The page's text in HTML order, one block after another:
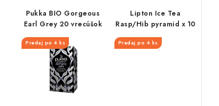
Pukka BIO Gorgeous
Earl Grey 20 vrecúšok
Predaj po 4 ks
Lipton Ice Tea
Rasp/Hib pyramid x 10
Predaj po 4 ks